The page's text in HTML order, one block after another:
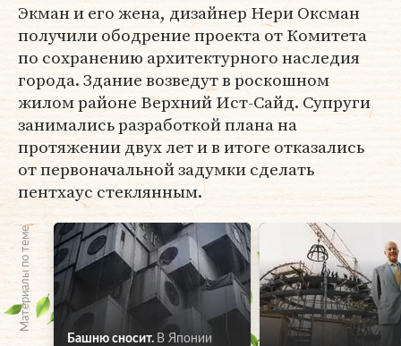
Экман и его жена, дизайнер Нери Оксман
получили ободрение проекта от Комитета
по сохранению архитектурного наследия
города. Здание возведут в роскошном
жилом районе Верхний Ист-Сайд. Супруги
занимались разработкой плана на
протяжении двух лет и в итоге отказались
от первоначальной задумки сделать
пентхаус стеклянным.
Материалы по теме
Башню сносит. В Японии